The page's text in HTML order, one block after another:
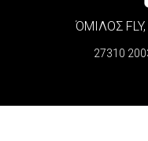
ΌΜΙΛΟΣ
27310